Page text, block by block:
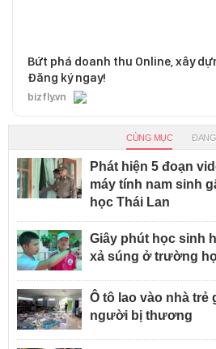
Bứt phá doanh thu Online, xây
Đăng ký ngay!
bizfly.vn
CÙNG MỤC
Phát hiện 5 đoạn
máy tính nam sinh
học Thái Lan
Giây phút học sinh
xả súng ở trường
Ô tô lao vào nhà trẻ
người bị thương